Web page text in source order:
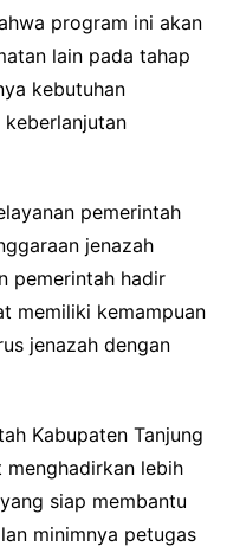
program ini akan
lain pada tahap
kebutuhan
pemerintah
jenazah
pemerintah hadir
memiliki kemampuan
jenazah dengan
Kabupaten Tanjung
lebih
siap membantu
minimnya petugas